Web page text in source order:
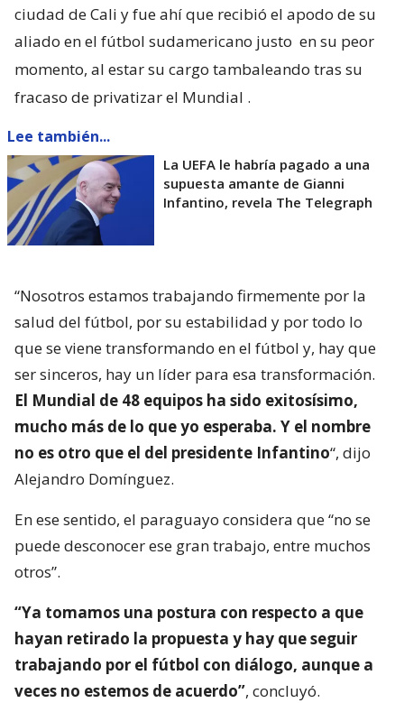
ciudad de Cali y fue ahí que recibió el apodo de su
aliado en el fútbol sudamericano justo en su peor
momento, al estar su cargo tambaleando tras su
fracaso de privatizar el Mundial .
Lee también...
La UEFA le habría pagado a una
supuesta amante de Gianni
Infantino, revela The Telegraph
“Nosotros estamos trabajando firmemente por la
salud del fútbol, por su estabilidad y por todo lo
que se viene transformando en el fútbol y, hay que
ser sinceros, hay un líder para esa transformación.
El Mundial de 48 equipos ha sido exitosísimo,
mucho más de lo que yo esperaba. Y el nombre
no es otro que el del presidente Infantino“, dijo
Alejandro Domínguez.
En ese sentido, el paraguayo considera que “no se
puede desconocer ese gran trabajo, entre muchos
otros”.
“Ya tomamos una postura con respecto a que
hayan retirado la propuesta y hay que seguir
trabajando por el fútbol con diálogo, aunque a
veces no estemos de acuerdo”, concluyó.